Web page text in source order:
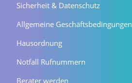
Sicherheit & Datenschutz
Allgemeine Geschäftsbedingungen
Hausordnung
Notfall Rufnummern
Berater werden